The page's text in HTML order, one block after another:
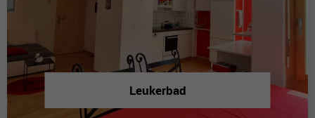
Leukerbad